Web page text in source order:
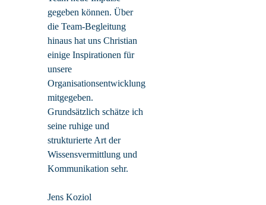
gegeben können. Über
die Team-Begleitung
hinaus hat uns Christian
einige Inspirationen für
unsere
Organisationsentwicklung
mitgegeben.
Grundsätzlich schätze ich
seine ruhige und
strukturierte Art der
Wissensvermittlung und
Kommunikation sehr.
Jens Koziol